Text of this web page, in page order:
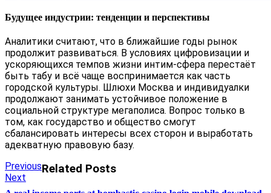
Будущее индустрии: тенденции и перспективы
Аналитики считают, что в ближайшие годы рынок
продолжит развиваться. В условиях цифровизации и
ускоряющихся темпов жизни интим-сфера перестаёт
быть табу и всё чаще воспринимается как часть
городской культуры. Шлюхи Москва и индивидуалки
продолжают занимать устойчивое положение в
социальной структуре мегаполиса. Вопрос только в
том, как государство и общество смогут
сбалансировать интересы всех сторон и выработать
адекватную правовую базу.
Post
navigation
PreviousPrevious
Next
post:
Related Posts